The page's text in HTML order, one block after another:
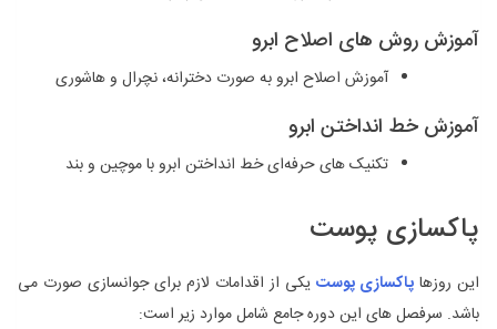
آموزش روش‌ های اصلاح ابرو
آموزش اصلاح ابرو به صورت دخترانه، نچرال و هاشوری
آموزش خط انداختن ابرو
تکنیک ‌های حرفه‌ای خط انداختن ابرو با موچین و بند
پاکسازی پوست
این روزها پاکسازی پوست یکی از اقدامات لازم برای جوانسازی صورت می
باشد. سرفصل ‌های این دوره جامع شامل موارد زیر است: